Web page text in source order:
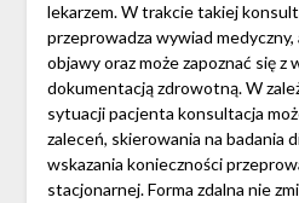
lekarzem. W trakcie takiej
przeprowadza wywiad medyczny,
objawy oraz może zapoznać się
dokumentacją zdrowotną. W
sytuacji pacjenta konsultacja
zaleceń, skierowania na badania
wskazania konieczności
stacjonarnej. Forma zdalna nie